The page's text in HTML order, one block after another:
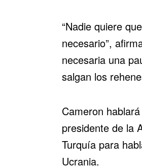
“Nadie quiere
necesario”,
necesaria una
salgan los
Cameron
presidente de la
Turquía para
Ucrania.